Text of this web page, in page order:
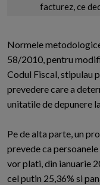
facturez, ce
Normele
58/2010, pentru
Codul Fiscal, stipulau
prevedere care a
unitatile de depunere
Pe de alta parte, un
prevede ca
vor plati, din ianuarie
cel putin 25,36% si